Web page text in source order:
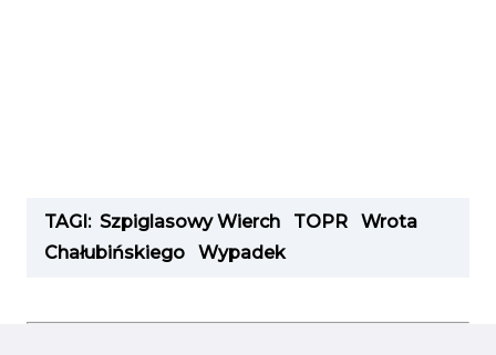
TAGI: Szpiglasowy Wierch TOPR
Wrota
Chałubińskiego
Wypadek